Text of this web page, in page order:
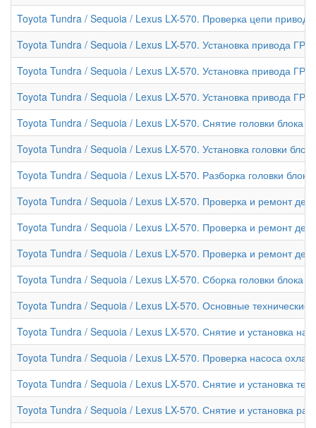
Toyota Tundra / Sequoia / Lexus LX-570. Проверка цепи
Toyota Tundra / Sequoia / Lexus LX-570. Установка привода
Toyota Tundra / Sequoia / Lexus LX-570. Установка привода
Toyota Tundra / Sequoia / Lexus LX-570. Установка привода
Toyota Tundra / Sequoia / Lexus LX-570. Снятие головки блока
Toyota Tundra / Sequoia / Lexus LX-570. Установка головки
Toyota Tundra / Sequoia / Lexus LX-570. Разборка головки
Toyota Tundra / Sequoia / Lexus LX-570. Проверка и ремонт
Toyota Tundra / Sequoia / Lexus LX-570. Проверка и ремонт
Toyota Tundra / Sequoia / Lexus LX-570. Проверка и ремонт
Toyota Tundra / Sequoia / Lexus LX-570. Сборка головки блока
Toyota Tundra / Sequoia / Lexus LX-570. Основные
Toyota Tundra / Sequoia / Lexus LX-570. Снятие и установка
Toyota Tundra / Sequoia / Lexus LX-570. Проверка насоса
Toyota Tundra / Sequoia / Lexus LX-570. Снятие и установка
Toyota Tundra / Sequoia / Lexus LX-570. Снятие и установка